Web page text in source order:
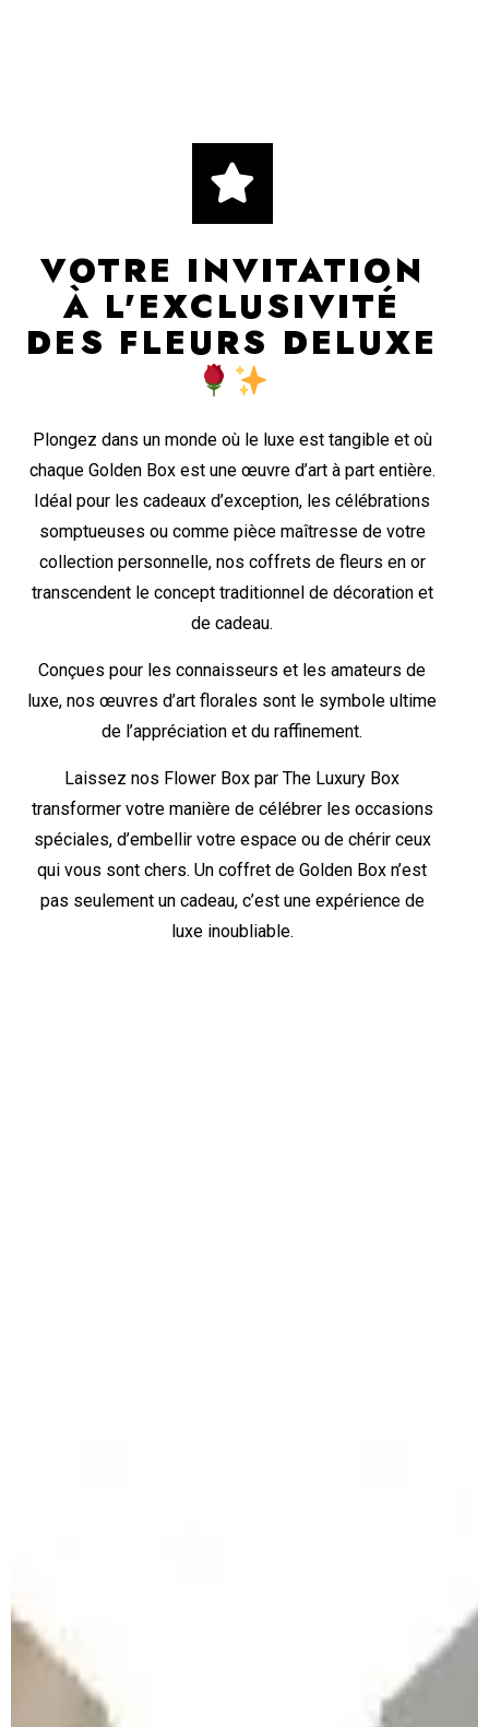
VOTRE INVITATION
À L'EXCLUSIVITÉ
DES FLEURS DELUXE
Plongez dans un monde où le luxe est tangible et où
chaque Golden Box est une œuvre d’art à part entière.
Idéal pour les cadeaux d’exception, les célébrations
somptueuses ou comme pièce maîtresse de votre
collection personnelle, nos coffrets de fleurs en or
transcendent le concept traditionnel de décoration et
de cadeau.
Conçues pour les connaisseurs et les amateurs de
luxe, nos œuvres d’art florales sont le symbole ultime
de l’appréciation et du raffinement.
Laissez nos Flower Box par The Luxury Box
transformer votre manière de célébrer les occasions
spéciales, d’embellir votre espace ou de chérir ceux
qui vous sont chers. Un coffret de Golden Box n’est
pas seulement un cadeau, c’est une expérience de
luxe inoubliable.